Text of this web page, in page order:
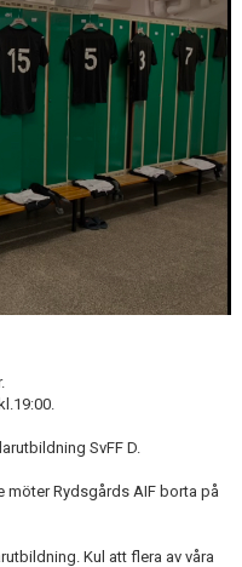
kl.19:00.
SvFF D.
möter Rydsgårds AIF borta på
Kul att flera av våra